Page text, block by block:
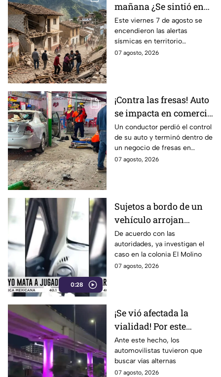
mañana ¿Se sintió en
Guanajuato? Sismo de
4.2 despertó con alertas
en México
Este viernes 7 de agosto se
encendieron las alertas
sísmicas en territorio
mexicano, conoce dónde fue y
07 agosto, 2026
¡Contra las fresas! Auto
se impacta en comercio
de fresas durante la
noche; esto sabemos
Un conductor perdió el control
de su auto y terminó dentro de
un negocio de fresas en
Carrizalito, Irapuato
07 agosto, 2026
0:28
Sujetos a bordo de un
vehículo arrojan
objetos peatones y
ciclistas en este punto
en León
De acuerdo con las
autoridades, ya investigan el
caso en la colonia El Molino
07 agosto, 2026
¡Se vió afectada la
vialidad! Por este
motivo cerraron el
Distribuidor Vial Juan
Pablo II en León
Ante este hecho, los
automovilistas tuvieron que
buscar vías alternas
07 agosto, 2026